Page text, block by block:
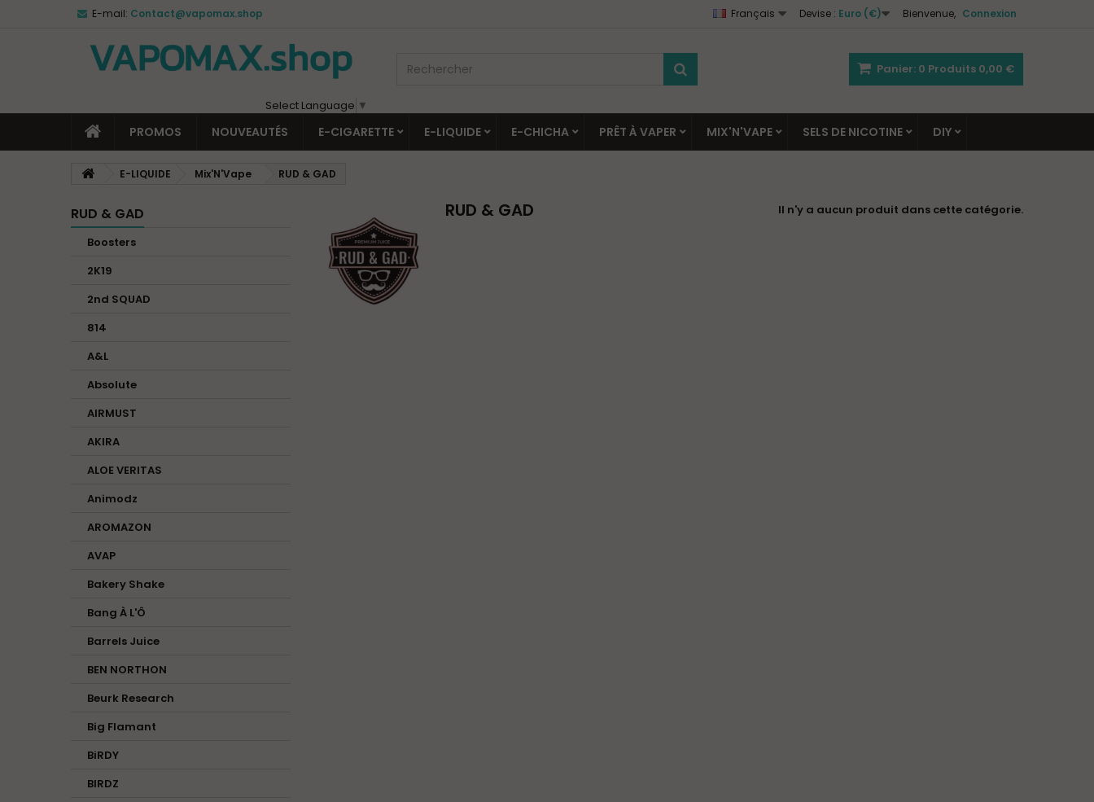
Bienvenue, Connexion
Devise : Euro (€)
Français
E-mail: Contact@vapomax.shop
Panier: 0 Produits 0,00 €
Select Language ▼
PROMOS NOUVEAUTÉS E-CIGARETTE E-LIQUIDE E-CHICHA PRÊT À VAPER MIX'N'VAPE SELS DE NICOTINE DIY
E-LIQUIDE Mix'N'Vape RUD & GAD
RUD & GAD
Boosters
2K19
2nd SQUAD
814
A&L
Absolute
AIRMUST
AKIRA
ALOE VERITAS
Animodz
AROMAZON
AVAP
Bakery Shake
Bang À L'Ô
Barrels Juice
BEN NORTHON
Beurk Research
Big Flamant
BiRDY
BIRDZ
RUD & GAD Il n'y a aucun produit dans cette catégorie.